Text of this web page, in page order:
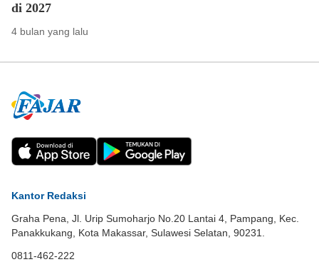
di 2027
4 bulan yang lalu
Kantor Redaksi
Graha Pena, Jl. Urip Sumoharjo No.20 Lantai 4, Pampang, Kec.
Panakkukang, Kota Makassar, Sulawesi Selatan, 90231.
0811-462-222